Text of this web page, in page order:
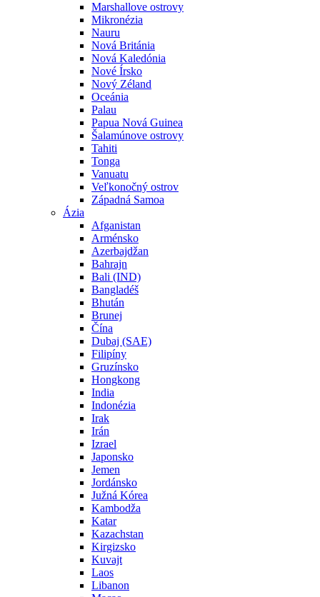
Marshallove ostrovy
Mikronézia
Nauru
Nová Británia
Nová Kaledónia
Nové Írsko
Nový Zéland
Oceánia
Palau
Papua Nová Guinea
Šalamúnove ostrovy
Tahiti
Tonga
Vanuatu
Veľkonočný ostrov
Západná Samoa
Ázia
Afganistan
Arménsko
Azerbajdžan
Bahrajn
Bali (IND)
Bangladéš
Bhután
Brunej
Čína
Dubaj (SAE)
Filipíny
Gruzínsko
Hongkong
India
Indonézia
Irak
Irán
Izrael
Japonsko
Jemen
Jordánsko
Južná Kórea
Kambodža
Katar
Kazachstan
Kirgizsko
Kuvajt
Laos
Libanon